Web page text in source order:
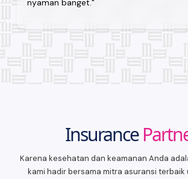
nyaman banget."
Insurance
Karena kesehatan dan keamanan Anda
kami hadir bersama mitra asuransi terbaik